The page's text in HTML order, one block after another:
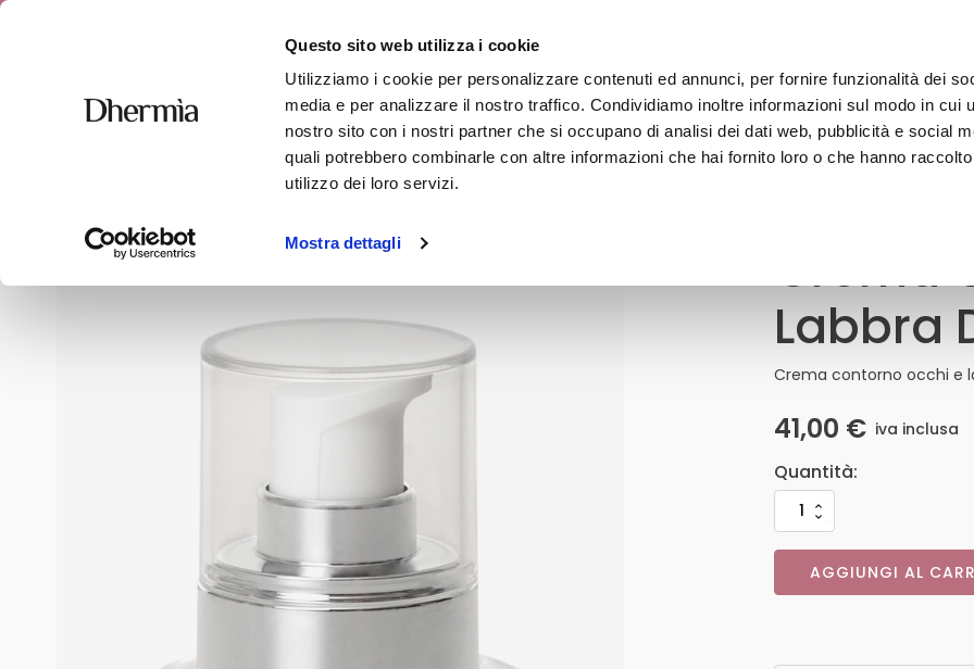
Questo sito web utilizza i cookie
Utilizziamo i cookie per personalizzare contenuti ed annunci, per fornire funzionalità dei
media e per analizzare il nostro traffico. Condividiamo inoltre informazioni sul modo in cui
nostro sito con i nostri partner che si occupano di analisi dei dati web, pubblicità e social
quali potrebbero combinarle con altre informazioni che hai fornito loro o che hanno
utilizzo dei loro servizi.
Mostra dettagli
VISO CORPO CAPELLI SOLARI
Crema Contorno Occhi e Labbra Diamante
Crema
Labbra
Crema contorno occhi e
41,00 € iva inclusa
E
Labbra
Quantità
AGGIUNGI AL